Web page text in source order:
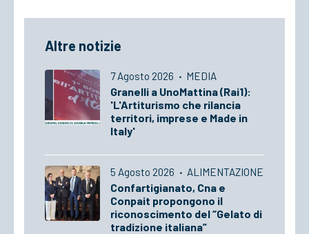
Altre notizie
7 Agosto 2026 · MEDIA
Granelli a UnoMattina (Rai1):
'L'Artiturismo che rilancia
territori, imprese e Made in
Italy'
5 Agosto 2026 · ALIMENTAZIONE
Confartigianato, Cna e
Conpait propongono il
riconoscimento del “Gelato di
tradizione italiana”